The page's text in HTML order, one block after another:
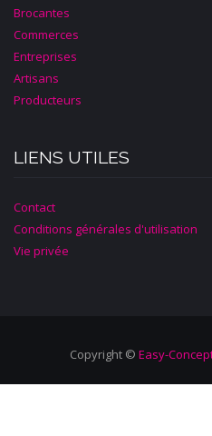
Brocantes
Commerces
Entreprises
Artisans
Producteurs
LIENS UTILES
Contact
Conditions générales d'utilisation
Vie privée
Copyright © Easy-